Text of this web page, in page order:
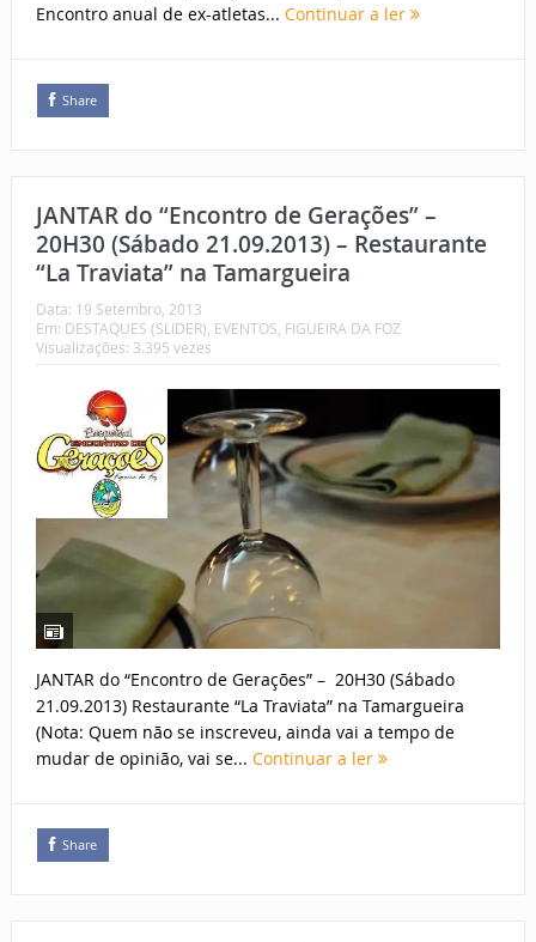
Encontro anual de ex-atletas... Continuar a ler
Share
JANTAR do “Encontro de Gerações” –
20H30 (Sábado 21.09.2013) – Restaurante
“La Traviata” na Tamargueira
Data: 19 Setembro, 2013
Em: DESTAQUES (SLIDER), EVENTOS, FIGUEIRA DA FOZ
Visualizações: 3.395 vezes
JANTAR do “Encontro de Gerações” – 20H30 (Sábado
21.09.2013) Restaurante “La Traviata” na Tamargueira
(Nota: Quem não se inscreveu, ainda vai a tempo de
mudar de opinião, vai se... Continuar a ler
Share